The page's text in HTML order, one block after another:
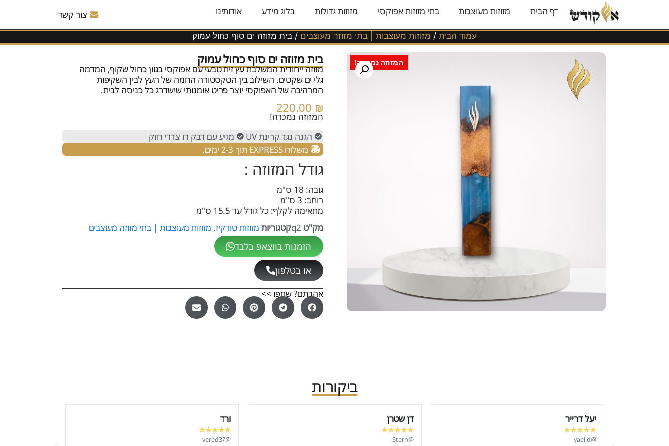
דף הבית מזוזות מעוצבות בתי מזוזות אפוקסי מזוזות גדולות בלוג מידע אודותינו צור קשר
עמוד הבית / מזוזות מעוצבות | בתי מזוזה מעוצבים / בית מזוזה ים סוף כחול עמוק
המזוזה נמכרה! בית מזוזה ים סוף כחול עמוק
מזוזה ייחודית המשלבת עץ זית טבעי עם אפוקסי בגוון כחול שקוף, המדמה
גלי ים שקטים. השילוב בין הטקסטורה החמה של העץ לבין השקיפות
המרהיבה של האפוקסי יוצר פריט אומנותי שישדרג כל כניסה לבית.
220.00 ₪
המזוזה נמכרה!
הגנה נגד קרינת UV
מגיע עם דבק דו צדדי חזק
משלוח EXPRESS תוך 2-3 ימים.
גודל המזוזה :
גובה: 18 ס"מ
רוחב: 3 ס"מ
מתאימה לקלף: כל גודל עד 15.5 ס"מ
מק"ט q2קטגוריות מזוזות טורקיז, מזוזות מעוצבות | בתי מזוזה מעוצבים
הזמנות בווצאפ בלבד
או בטלפון
אהבתם? שתפו >>
ביקורות
דן שטרן
★
★
★
★
★
@Stern
ורד
★
★
★
★
★
@vered37
שחר לוי
★
★
★
★
★
@ShaharLevi